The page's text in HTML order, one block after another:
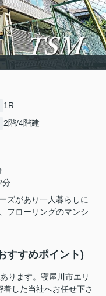
1R
2階/4階建
分
ズがあり一人暮らしに
フローリングのマンシ
すすめポイント)
ります。寝屋川市エリ
した当社へお任せ下さ